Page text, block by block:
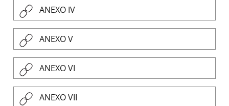
ANEXO IV
ANEXO V
ANEXO VI
ANEXO VII